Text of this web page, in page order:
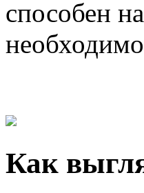
способен
Как